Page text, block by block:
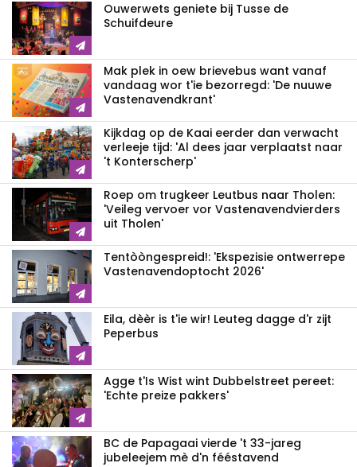
Ouwerwets geniete bij Tusse de
Schuifdeure
Mak plek in oew brievebus want vanaf
vandaag wor t'ie bezorregd: 'De nuuwe
Vastenavendkrant'
Kijkdag op de Kaai eerder dan verwacht
verleeje tijd: 'Al dees jaar verplaatst naar
't Konterscherp'
Roep om trugkeer Leutbus naar Tholen:
'Veileg vervoer vor Vastenavendvierders
uit Tholen'
Tentòòngespreid!: 'Ekspezisie ontwerrepe
Vastenavendoptocht 2026'
Eila, dèèr is t'ie wir! Leuteg dagge d'r zijt
Peperbus
Agge t'Is Wist wint Dubbelstreet pereet:
'Echte preize pakkers'
BC de Papagaai vierde 't 33-jareg
jubeleejem mè d'n fééstavend